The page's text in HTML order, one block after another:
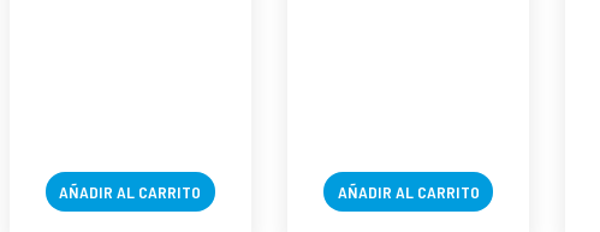
AÑADIR AL CARRITO AÑADIR AL CARRITO